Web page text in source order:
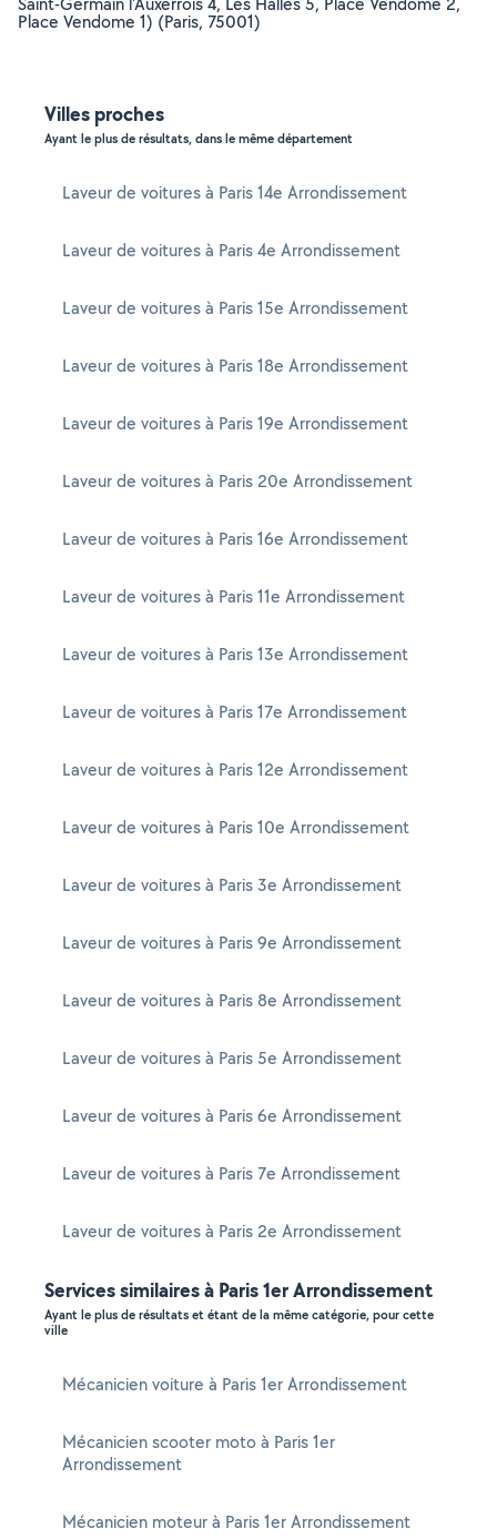
Place Vendome 1) (Paris, 75001)
Villes proches
Ayant le plus de résultats, dans le même département
Laveur de voitures à Paris 14e Arrondissement
Laveur de voitures à Paris 4e Arrondissement
Laveur de voitures à Paris 15e Arrondissement
Laveur de voitures à Paris 18e Arrondissement
Laveur de voitures à Paris 19e Arrondissement
Laveur de voitures à Paris 20e Arrondissement
Laveur de voitures à Paris 16e Arrondissement
Laveur de voitures à Paris 11e Arrondissement
Laveur de voitures à Paris 13e Arrondissement
Laveur de voitures à Paris 17e Arrondissement
Laveur de voitures à Paris 12e Arrondissement
Laveur de voitures à Paris 10e Arrondissement
Laveur de voitures à Paris 3e Arrondissement
Laveur de voitures à Paris 9e Arrondissement
Laveur de voitures à Paris 8e Arrondissement
Laveur de voitures à Paris 5e Arrondissement
Laveur de voitures à Paris 6e Arrondissement
Laveur de voitures à Paris 7e Arrondissement
Laveur de voitures à Paris 2e Arrondissement
Services similaires à Paris 1er Arrondissement
Ayant le plus de résultats et étant de la même catégorie, pour cette
ville
Mécanicien voiture à Paris 1er Arrondissement
Mécanicien scooter moto à Paris 1er
Arrondissement
Mécanicien moteur à Paris 1er Arrondissement